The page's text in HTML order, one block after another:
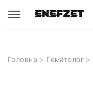
Головна > Гематолог >